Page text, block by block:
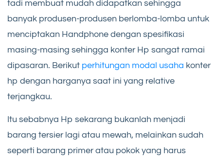
tadi membuat mudah didapatkan sehingga
banyak produsen-produsen berlomba-lomba untuk
menciptakan Handphone dengan spesifikasi
masing-masing sehingga konter Hp sangat ramai
dipasaran. Berikut perhitungan modal usaha konter
hp dengan harganya saat ini yang relative
terjangkau.
Itu sebabnya Hp sekarang bukanlah menjadi
barang tersier lagi atau mewah, melainkan sudah
seperti barang primer atau pokok yang harus